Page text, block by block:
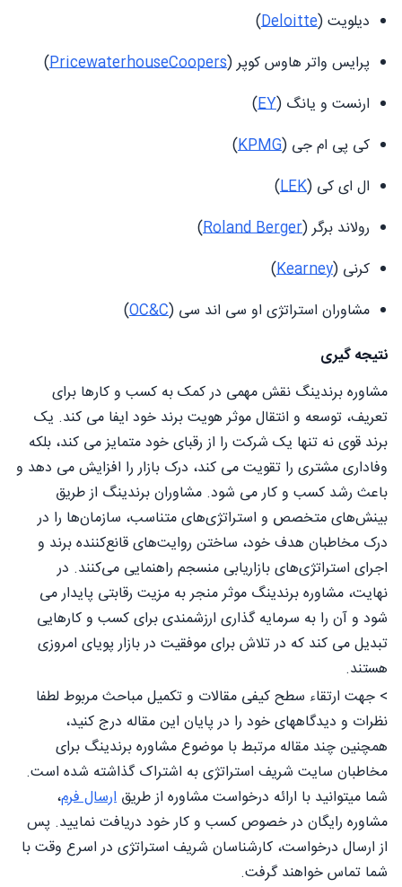
دیلویت (Deloitte
)
پرایس واتر هاوس کوپر (PricewaterhouseCoopers
)
ارنست و یانگ (EY
)
کی پی ام جی (KPMG
)
ال ای کی (LEK
)
رولاند برگر (Roland Berger
)
کرنی (Kearney
)
مشاوران استراتژی او سی اند سی (OC&C
)
نتیجه گیری
مشاوره برندینگ نقش مهمی در کمک به کسب و کارها برای
تعریف، توسعه و انتقال موثر هویت برند خود ایفا می کند. یک
برند قوی نه تنها یک شرکت را از رقبای خود متمایز می کند، بلکه
وفاداری مشتری را تقویت می کند، درک بازار را افزایش می دهد و
باعث رشد کسب و کار می شود. مشاوران برندینگ از طریق
بینش‌های متخصص و استراتژی‌های متناسب، سازمان‌ها را در
درک مخاطبان هدف خود، ساختن روایت‌های قانع‌کننده برند و
اجرای استراتژی‌های بازاریابی منسجم راهنمایی می‌کنند. در
نهایت، مشاوره برندینگ موثر منجر به مزیت رقابتی پایدار می
شود و آن را به سرمایه گذاری ارزشمندی برای کسب و کارهایی
تبدیل می کند که در تلاش برای موفقیت در بازار پویای امروزی
هستند.
> جهت ارتقاء سطح کیفی مقالات و تکمیل مباحث مربوط لطفا
نظرات و دیدگاههای خود را در پایان این مقاله درج کنید،
همچنین چند مقاله مرتبط با موضوع مشاوره برندینگ برای
مخاطبان سایت شریف استراتژی به اشتراک گذاشته شده است.
شما میتوانید با ارائه درخواست مشاوره از طریق ارسال فرم،
مشاوره رایگان در خصوص کسب و کار خود دریافت نمایید. پس
از ارسال درخواست، کارشناسان شریف استراتژی در اسرع وقت با
شما تماس خواهند گرفت.